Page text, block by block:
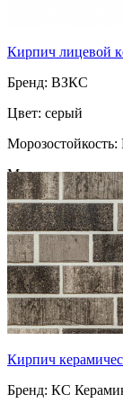
Кирпич лицевой
Бренд: ВЗКС
Цвет: серый
Морозостойкость:
Марка
Пустотность:
55за шт
Кирпич
Бренд: КС